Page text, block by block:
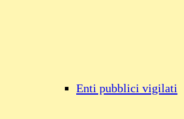
Enti pubblici vigilati